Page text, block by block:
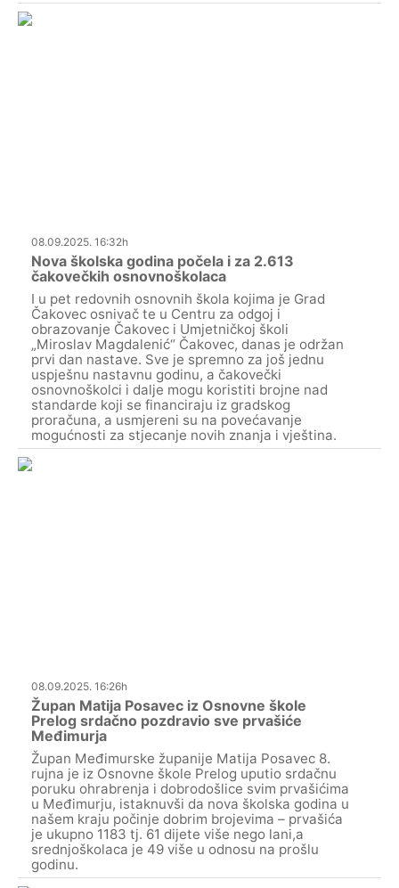
08.09.2025. 16:32h
Nova školska godina počela i za 2.613
čakovečkih osnovnoškolaca
I u pet redovnih osnovnih škola kojima je Grad
Čakovec osnivač te u Centru za odgoj i
obrazovanje Čakovec i Umjetničkoj školi
„Miroslav Magdalenić“ Čakovec, danas je održan
prvi dan nastave. Sve je spremno za još jednu
uspješnu nastavnu godinu, a čakovečki
osnovnoškolci i dalje mogu koristiti brojne nad
standarde koji se financiraju iz gradskog
proračuna, a usmjereni su na povećavanje
mogućnosti za stjecanje novih znanja i vještina.
08.09.2025. 16:26h
Župan Matija Posavec iz Osnovne škole
Prelog srdačno pozdravio sve prvašiće
Međimurja
Župan Međimurske županije Matija Posavec 8.
rujna je iz Osnovne škole Prelog uputio srdačnu
poruku ohrabrenja i dobrodošlice svim prvašićima
u Međimurju, istaknuvši da nova školska godina u
našem kraju počinje dobrim brojevima – prvašića
je ukupno 1183 tj. 61 dijete više nego lani,a
srednjoškolaca je 49 više u odnosu na prošlu
godinu.